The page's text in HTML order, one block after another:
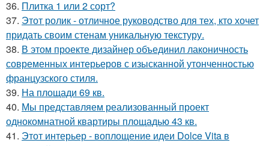
36. Плитка 1 или 2 сорт?
37. Этот ролик - отличное руководство для тех, кто хочет
придать своим стенам уникальную текстуру.
38. В этом проекте дизайнер объединил лаконичность
современных интерьеров с изысканной утонченностью
французского стиля.
39. На площади 69 кв.
40. Мы представляем реализованный проект
однокомнатной квартиры площадью 43 кв.
41. Этот интерьер - воплощение идеи Dolce Vita в